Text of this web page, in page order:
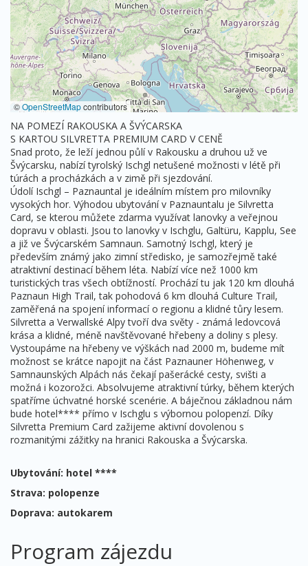
©OpenStreetMapcontributors
NA POMEZÍ RAKOUSKA A ŠVÝCARSKA
S KARTOU SILVRETTA PREMIUM CARD V CENĚ
Snad proto, že leží jednou půlí v Rakousku a druhou už ve
Švýcarsku, nabízí tyrolský Ischgl netušené možnosti v létě při
túrách a procházkách a v zimě při sjezdování.
Údolí Ischgl – Paznauntal je ideálním místem pro milovníky
vysokých hor. Výhodou ubytování v Paznauntalu je Silvretta
Card, se kterou můžete zdarma využívat lanovky a veřejnou
dopravu v oblasti. Jsou to lanovky v Ischglu, Galtüru, Kapplu, See
a již ve Švýcarském Samnaun. Samotný Ischgl, který je
především známý jako zimní středisko, je samozřejmě také
atraktivní destinací během léta. Nabízí více než 1000 km
turistických tras všech obtížností. Prochází tu jak 120 km dlouhá
Paznaun High Trail, tak pohodová 6 km dlouhá Culture Trail,
zaměřená na spojení informací o regionu a klidné tůry lesem.
Silvretta a Verwallské Alpy tvoří dva světy - známá ledovcová
krása a klidné, méně navštěvované hřebeny a doliny s plesy.
Vystoupáme na hřebeny ve výškách nad 2000 m, budeme mít
možnost se krátce napojit na část Paznauner Höhenweg, v
Samnaunských Alpách nás čekají pašerácké cesty, svišti a
možná i kozorožci. Absolvujeme atraktivní túrky, během kterých
spatříme úchvatné horské scenérie. A báječnou základnou nám
bude hotel**** přímo v Ischglu s výbornou polopenzí. Díky
Silvretta Premium Card zažijeme aktivní dovolenou s
rozmanitými zážitky na hranici Rakouska a Švýcarska.
Ubytování: hotel ****
Strava: polopenze
Doprava: autokarem
Program zájezdu